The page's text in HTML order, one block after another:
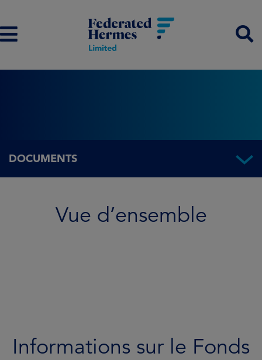
DOCUMENTS
Vue d’ensemble
Informations sur le Fonds